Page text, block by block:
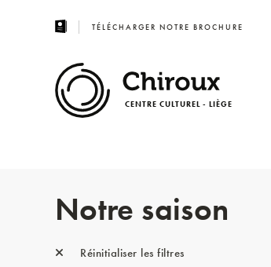
TÉLÉCHARGER NOTRE BROCHURE
CENTRE CULTUREL - LIÈGE
Notre saison
Réinitialiser les filtres